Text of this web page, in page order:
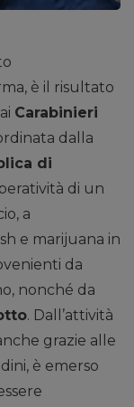
è il risultato
Carabinieri
dalla
di
di un
a
e marijuana in
da
nonché da
. Dall’attività
grazie alle
è emerso